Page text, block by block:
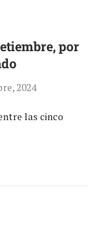
por
2024
las cinco